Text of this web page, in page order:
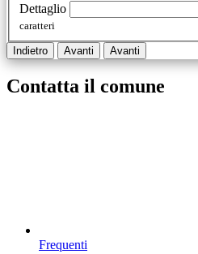
Dettaglio
caratteri
Indietro Avanti Avanti
Contatta il comune
Frequenti